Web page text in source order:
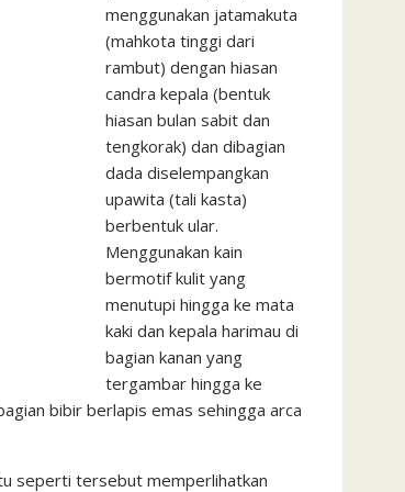
menggunakan jatamakuta
(mahkota tinggi dari
rambut) dengan hiasan
candra kepala (bentuk
hiasan bulan sabit dan
tengkorak) dan dibagian
dada diselempangkan
upawita (tali kasta)
berbentuk ular.
Menggunakan kain
bermotif kulit yang
menutupi hingga ke mata
kaki dan kepala harimau di
bagian kanan yang
tergambar hingga ke
bibir berlapis emas sehingga arca
seperti tersebut memperlihatkan